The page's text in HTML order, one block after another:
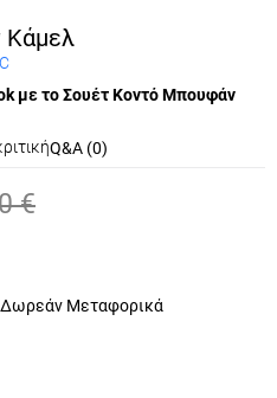
Κάμελ
με το Σουέτ Κοντό Μπουφάν
Q&A (0)
€
Δωρεάν Μεταφορικά